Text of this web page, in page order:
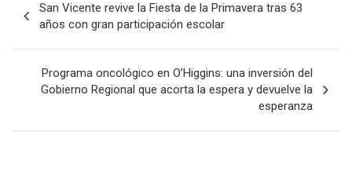
de
entradas
San Vicente revive la Fiesta de la Primavera tras 63
años con gran participación escolar
Programa oncológico en O’Higgins: una inversión del
Gobierno Regional que acorta la espera y devuelve la
esperanza